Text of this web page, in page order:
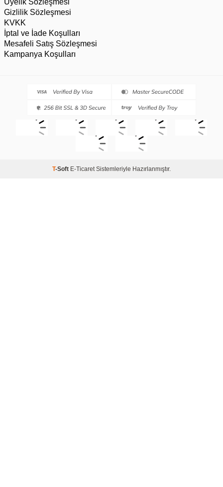
Gizlilik Sözleşmesi
KVKK
İptal ve İade Koşulları
Mesafeli Satış Sözleşmesi
Kampanya Koşulları
T-Soft E-Ticaret Sistemleriyle Hazırlanmıştır.